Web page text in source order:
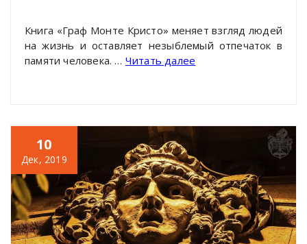
Книга «Граф Монте Кристо» меняет взгляд людей
на жизнь и оставляет незыблемый отпечаток в
памяти человека. … Читать далее
10
Дек, 2019